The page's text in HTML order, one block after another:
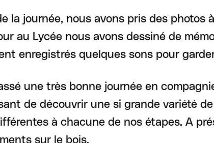
la journée, nous avons pris des
au Lycée nous avons dessiné de
enregistrés quelques sons pour
une très bonne journée en
de découvrir une si grande variété
à chacune de nos étapes. A
sur le bois.